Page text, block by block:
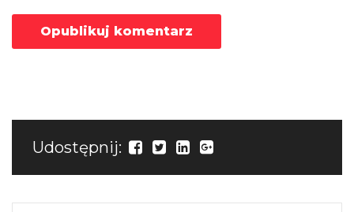
Udostępnij: